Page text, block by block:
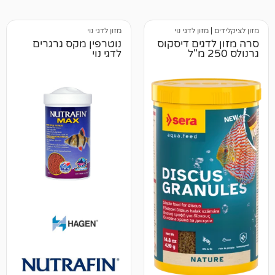
לדגי נוי
דיסקוס
מזון לדגי נוי
נוטרפין מקס גרגרים
לדגי נוי